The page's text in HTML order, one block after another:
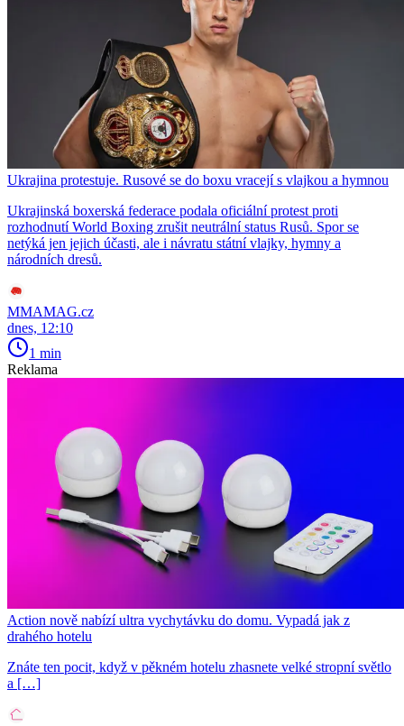
Ukrajina protestuje. Rusové se do boxu vracejí s vlajkou a hymnou
Ukrajinská boxerská federace podala oficiální protest proti
rozhodnutí World Boxing zrušit neutrální status Rusů. Spor se
netýká jen jejich účasti, ale i návratu státní vlajky, hymny a
národních dresů.
MMAMAG.cz
dnes, 12:10
1 min
Reklama
Action nově nabízí ultra vychytávku do domu. Vypadá jak z
drahého hotelu
Znáte ten pocit, když v pěkném hotelu zhasnete velké stropní světlo
a […]